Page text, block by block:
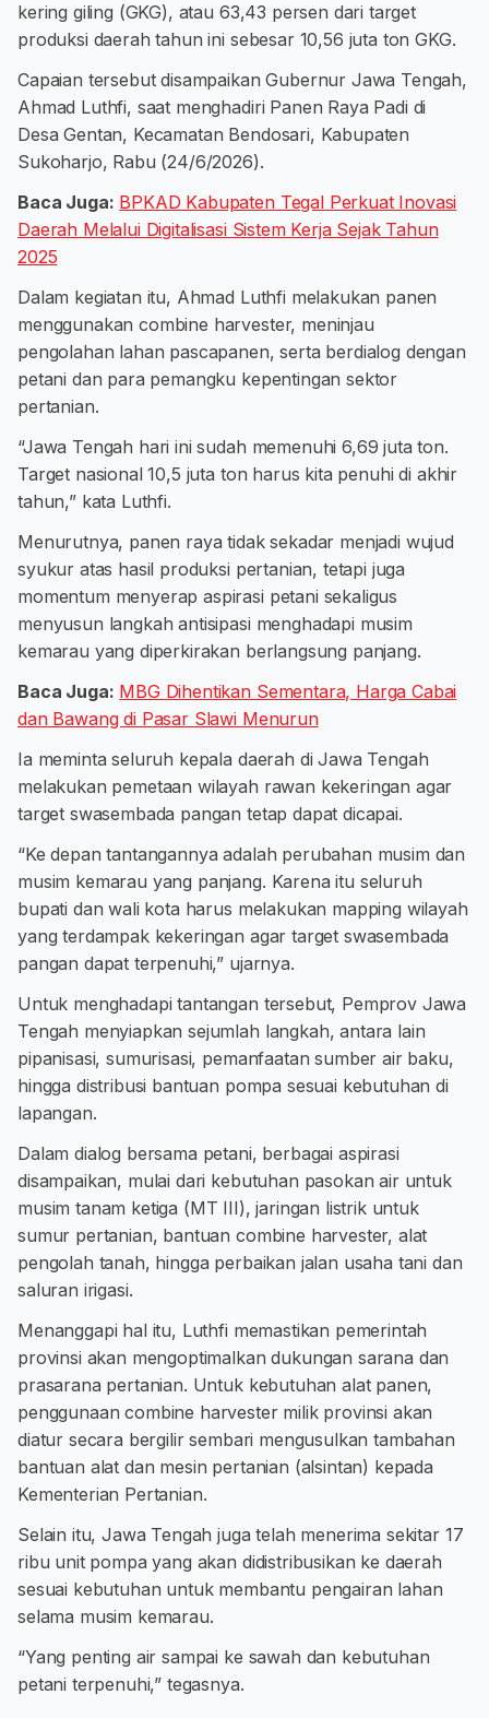
kering giling (GKG), atau 63,43 persen dari target
produksi daerah tahun ini sebesar 10,56 juta ton GKG.
Capaian tersebut disampaikan Gubernur Jawa Tengah,
Ahmad Luthfi, saat menghadiri Panen Raya Padi di
Desa Gentan, Kecamatan Bendosari, Kabupaten
Sukoharjo, Rabu (24/6/2026).
Baca Juga: BPKAD Kabupaten Tegal Perkuat Inovasi
Daerah Melalui Digitalisasi Sistem Kerja Sejak Tahun
2025
Dalam kegiatan itu, Ahmad Luthfi melakukan panen
menggunakan combine harvester, meninjau
pengolahan lahan pascapanen, serta berdialog dengan
petani dan para pemangku kepentingan sektor
pertanian.
“Jawa Tengah hari ini sudah memenuhi 6,69 juta ton.
Target nasional 10,5 juta ton harus kita penuhi di akhir
tahun,” kata Luthfi.
Menurutnya, panen raya tidak sekadar menjadi wujud
syukur atas hasil produksi pertanian, tetapi juga
momentum menyerap aspirasi petani sekaligus
menyusun langkah antisipasi menghadapi musim
kemarau yang diperkirakan berlangsung panjang.
Baca Juga: MBG Dihentikan Sementara, Harga Cabai
dan Bawang di Pasar Slawi Menurun
Ia meminta seluruh kepala daerah di Jawa Tengah
melakukan pemetaan wilayah rawan kekeringan agar
target swasembada pangan tetap dapat dicapai.
“Ke depan tantangannya adalah perubahan musim dan
musim kemarau yang panjang. Karena itu seluruh
bupati dan wali kota harus melakukan mapping wilayah
yang terdampak kekeringan agar target swasembada
pangan dapat terpenuhi,” ujarnya.
Untuk menghadapi tantangan tersebut, Pemprov Jawa
Tengah menyiapkan sejumlah langkah, antara lain
pipanisasi, sumurisasi, pemanfaatan sumber air baku,
hingga distribusi bantuan pompa sesuai kebutuhan di
lapangan.
Dalam dialog bersama petani, berbagai aspirasi
disampaikan, mulai dari kebutuhan pasokan air untuk
musim tanam ketiga (MT III), jaringan listrik untuk
sumur pertanian, bantuan combine harvester, alat
pengolah tanah, hingga perbaikan jalan usaha tani dan
saluran irigasi.
Menanggapi hal itu, Luthfi memastikan pemerintah
provinsi akan mengoptimalkan dukungan sarana dan
prasarana pertanian. Untuk kebutuhan alat panen,
penggunaan combine harvester milik provinsi akan
diatur secara bergilir sembari mengusulkan tambahan
bantuan alat dan mesin pertanian (alsintan) kepada
Kementerian Pertanian.
Selain itu, Jawa Tengah juga telah menerima sekitar 17
ribu unit pompa yang akan didistribusikan ke daerah
sesuai kebutuhan untuk membantu pengairan lahan
selama musim kemarau.
“Yang penting air sampai ke sawah dan kebutuhan
petani terpenuhi,” tegasnya.